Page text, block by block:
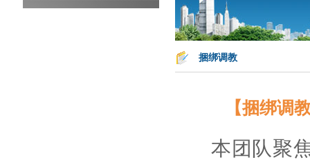
捆绑调教
【捆绑调
本团队聚